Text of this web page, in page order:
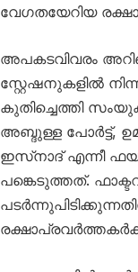
വേഗതയേറിയ
അപകടവിവരം
സ്റ്റേഷനുകളിൽ
കുതിച്ചെത്തി
അബ്ദുള്ള
ഇസ്‌നാദ് എന്നീ
പങ്കെടുത്തത്.